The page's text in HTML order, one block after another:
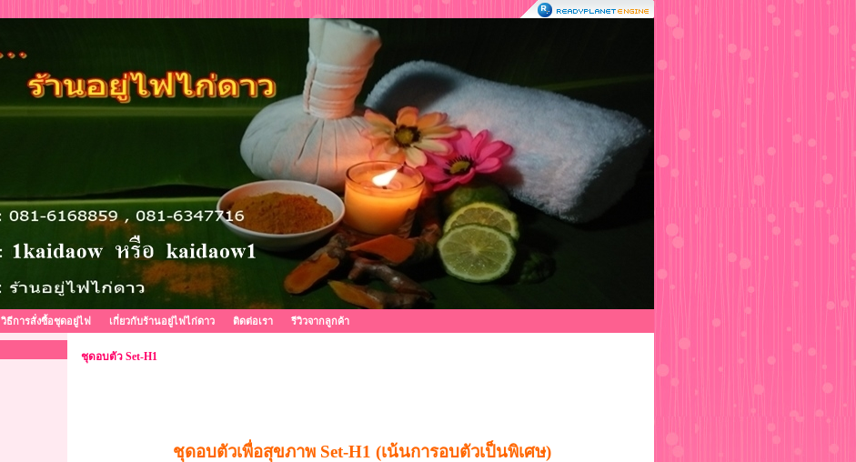
วิธีการสั่งซื้อชุดอยู่ไฟ เกี่ยวกับร้านอยู่ไฟไก่ดาว ติดต่อเรา รีวิวจากลูกค้า
ชุดอบตัว Set-H1
ชุดอบตัวเพื่อสุขภาพ Set-H1 (เน้นการอบตัวเป็นพิเศษ)